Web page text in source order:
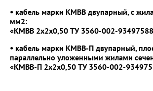
• кабель марки КМВВ двупарный, с
мм2:
«КМВВ 2x2x0,50 ТУ 3560-002-
• кабель марки КМВВ-П двупарный,
параллельно уложенными жилами
«КМВВ-П 2x2x0,50 ТУ 3560-002-